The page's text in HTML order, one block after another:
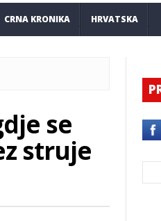
CRNA KRONIKA HRVATSKA
se
struje